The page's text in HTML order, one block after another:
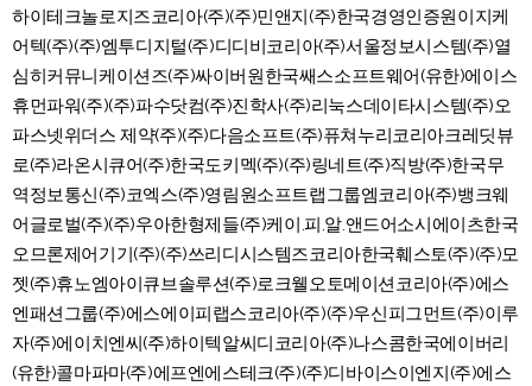
하이테크놀로지즈코리아(주)(주)민앤지(주)한국경영인증원이지케
어텍(주)(주)엠투디지털(주)디디비코리아(주)서울정보시스템(주)열
심히커뮤니케이션즈(주)싸이버원한국쌔스소프트웨어(유한)에이스
휴먼파워(주)(주)파수닷컴(주)진학사(주)리눅스데이타시스템(주)오
파스넷위더스 제약(주)(주)다음소프트(주)퓨쳐누리코리아크레딧뷰
로(주)라온시큐어(주)한국도키멕(주)(주)링네트(주)직방(주)한국무
역정보통신(주)코엑스(주)영림원소프트랩그룹엠코리아(주)뱅크웨
어글로벌(주)(주)우아한형제들(주)케이.피.알.앤드어소시에이츠한국
오므론제어기기(주)(주)쓰리디시스템즈코리아한국훼스토(주)(주)모
젯(주)휴노엠아이큐브솔루션(주)로크웰오토메이션코리아(주)에스
엔패션그룹(주)에스에이피랩스코리아(주)(주)우신피그먼트(주)이루
자(주)에이치엔씨(주)하이텍알씨디코리아(주)나스콤한국에이버리
(유한)콜마파마(주)에프엔에스테크(주)(주)디바이스이엔지(주)에스